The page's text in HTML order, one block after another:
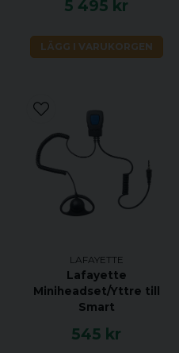
5 495 kr
LÄGG I VARUKORGEN
LAFAYETTE
Lafayette
Miniheadset/Yttre till
Smart
545 kr